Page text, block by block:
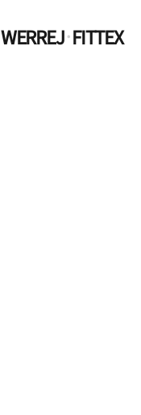
WERREJ·FITTEX